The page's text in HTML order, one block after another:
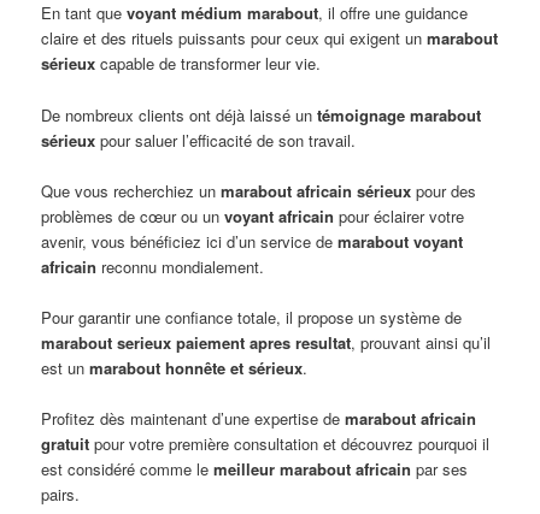
En tant quevoyant médium marabout, il offre une guidance
claire et des rituels puissants pour ceux qui exigent unmarabout
sérieux capable de transformer leur vie.
De nombreux clients ont déjà laissé untémoignage marabout
sérieux pour saluer l’efficacité de son travail.
Que vous recherchiez unmarabout africain sérieux pour des
problèmes de cœur ou unvoyant africain pour éclairer votre
avenir, vous bénéficiez ici d’un service demarabout voyant
africain reconnu mondialement.
Pour garantir une confiance totale, il propose un système de
marabout serieux paiement apres resultat, prouvant ainsi qu’il
est unmarabout honnête et sérieux.
Profitez dès maintenant d’une expertise demarabout africain
gratuit pour votre première consultation et découvrez pourquoi il
est considéré comme lemeilleur marabout africain par ses
pairs.